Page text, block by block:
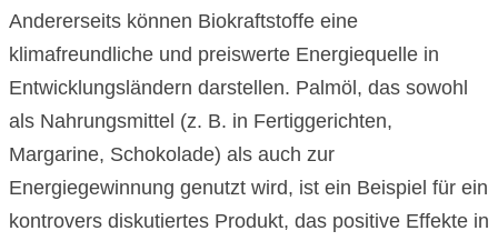
Andererseits können Biokraftstoffe eine
klimafreundliche und preiswerte Energiequelle in
Entwicklungsländern darstellen. Palmöl, das sowohl
als Nahrungsmittel (z. B. in Fertiggerichten,
Margarine, Schokolade) als auch zur
Energiegewinnung genutzt wird, ist ein Beispiel für ein
kontrovers diskutiertes Produkt, das positive Effekte in